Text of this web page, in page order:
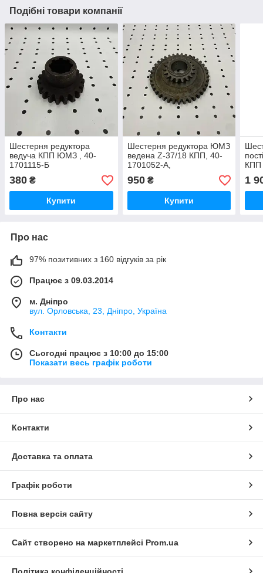
Подібні товари компанії
Шестерня редуктора
ведуча КПП ЮМЗ , 40-
1701115-Б
380 ₴
Купити
Шестерня редуктора ЮМЗ
ведена Z-37/18 КПП, 40-
1701052-А,
950₴
Купити
КПП
1
Про нас
97% позитивних з 160 відгуків за рік
Працює з 09.03.2014
м. Дніпро
вул. Орловська, 23, Дніпро, Україна
Контакти
Сьогодні працює з 10:00 до 15:00
Показати весь графік роботи
Про нас
Контакти
Доставка та оплата
Графік роботи
Повна версія сайту
Сайт створено на маркетплейсі Prom.ua